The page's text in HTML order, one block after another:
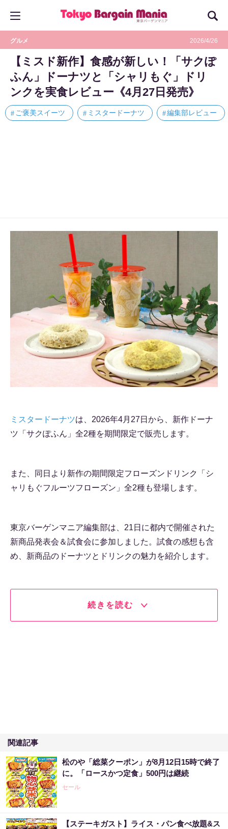
グルメ 2026/4/26
【ミスド新作】食感が新しい！「サクぽ
ふん」ドーナツと「シャリもぐ」ドリ
ンクを実食レビュー《4月27日発売》
ご褒美スイーツ ミスタードーナツ 編集部レビュー
ミスタードーナツは、2026年4月27日から、新作ドーナ
ツ「サクぽふん」全2種を期間限定で販売します。
また、同日より新作の期間限定フローズンドリンク「シ
ャリもぐフルーツフローズン」全2種も登場します。
東京バーゲンマニア編集部は、21日に都内で開催された
新商品発表会＆試食会に参加しました。試食の感想も含
め、新商品のドーナツとドリンクの魅力を紹介します。
続きを読む
関連記事
松のや「総菜クーポン」が8月12日15時で終了
に。「ロースかつ定食」500円は継続
セール
【ステーキガスト】ライス・パン食べ放題&ス